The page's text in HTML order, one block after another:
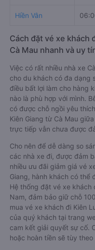
Hiền Vân
Cách đặt vé xe khách
Cà Mau nhanh và uy
Việc có rất nhiều nhà xe
cho du khách có đa dạng
điều bất lợi làm cho hàng
nào là phù hợp với mình.
có được chỗ ngồi yêu
Kiên Giang từ Cà Mau
trực tiếp vẫn chưa được
Cho nên để dễ dàng so
các nhà xe đi, được đảm
nhiều ưu đãi giảm giá vé
Giang, hành khách có thể
Hệ thống đặt vé xe khách
Nam, đảm bảo giữ chỗ
mua vé xe khách đi Kiên
của quý khách tại trang
cam kết giải quyết sự cố.
hoặc hoàn tiền sẽ tùy